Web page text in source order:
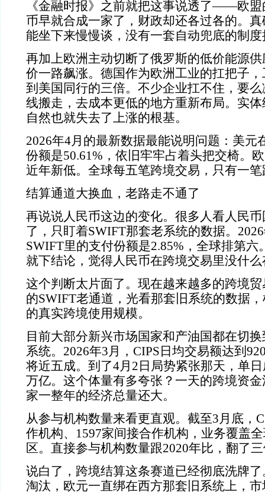
《金融时报》之前就把这事说透了——欧
币早就合成一家了，财政却还各过各的。
能坐下来慢慢谈，没有一套自动兜底的制度
再加上欧洲主动切断了俄罗斯的低价能源
价一路飙涨。德国作为欧洲工业的扛把子
到美国同行的三倍。不少企业扛不住，要
线搬走，去成本更低的地方重新布局。实
自然也就失去了上涨的根基。
2026年4月的最新数据最能说明问题：美元
份额是50.61%，依旧牢牢占着头把交椅。
近年新低。全球每五笔跨境交易，只有一
结算通道大换血，老路走不通了
再说说人民币这边的变化。很多人看人民
了，只盯着SWIFT那套老系统的数据。
SWIFT里的支付份额是2.85%，全球排第六
就下结论，觉得人民币在跨境交易里没什
这个判断太片面了。现在越来越多的跨境
的SWIFT老通道，光看那套旧系统的数据
的真实跨境使用规模。
目前大部分新兴市场国家和产油国都在切
系统。2026年3月，CIPS日均交易额达到
将近五成。到了4月2日局势紧张那天，单
万亿。这个体量有多夸张？一天的跨境资
家一整年的经济总量还大。
从参与机构数量来看更直观。截至3月底，
作机构、1597家间接合作机构，业务覆盖
区。直接参与机构数量跟2020年比，翻了
说白了，跨境结算这条赛道已经彻底洗牌
淘汰，欧元一直绑在西方那套旧系统上，